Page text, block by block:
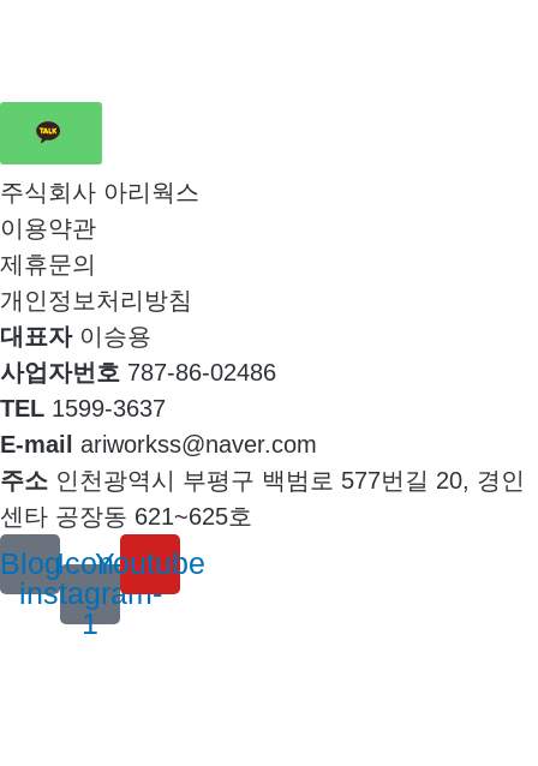
주식회사 아리웍스
이용약관
제휴문의
개인정보처리방침
대표자이승용
사업자번호 787-86-02486
TEL 1599-3637
E-mail ariworkss@naver.com
주소 인천광역시 부평구 백범로 577번길 20, 경인
센타 공장동 621~625호
BlogIcon-
instagram-
1
Youtube